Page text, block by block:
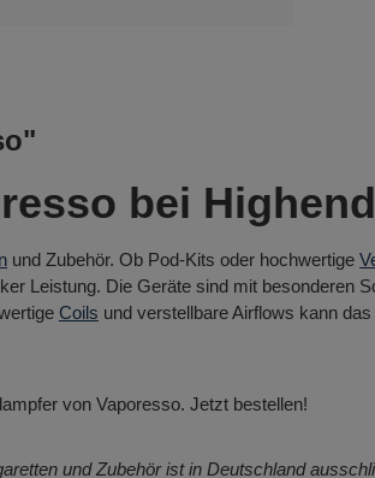
bei
und Zubehör. Ob Pod-Kits oder hochwertige
Leistung. Die Geräte sind mit besonderen
Coils und verstellbare Airflows kann das
von Vaporesso. Jetzt bestellen!
und Zubehör ist in Deutschland